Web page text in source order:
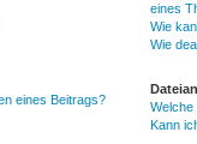
eines Beitrags?
eines
Wie
Wie
Welche
Kann